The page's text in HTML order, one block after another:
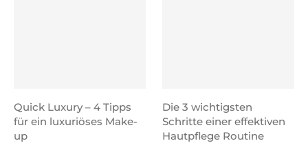
Quick Luxury – 4 Tipps
für ein luxuriöses Make-
up
Die 3 wichtigsten
Schritte einer effektiven
Hautpflege Routine